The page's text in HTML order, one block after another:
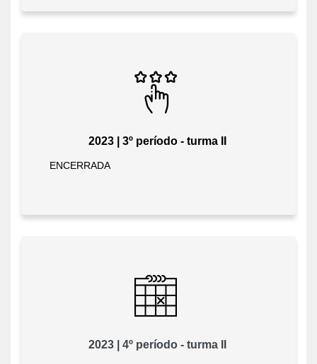
2023 | 3º período - turma II
ENCERRADA
2023 | 4º período - turma II